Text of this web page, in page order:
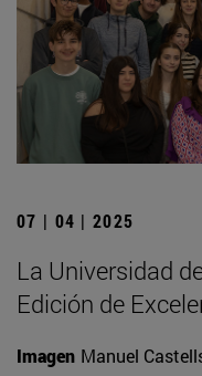
07 | 04 | 2025
La Universidad
Edición de
Imagen Manuel